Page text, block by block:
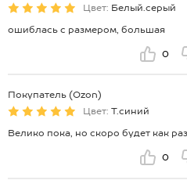
Цвет: Белый.серый
ошиблась с размером, большая
0
Покупатель (Ozon)
Цвет: Т.синий
Велико пока, но скоро будет как
0